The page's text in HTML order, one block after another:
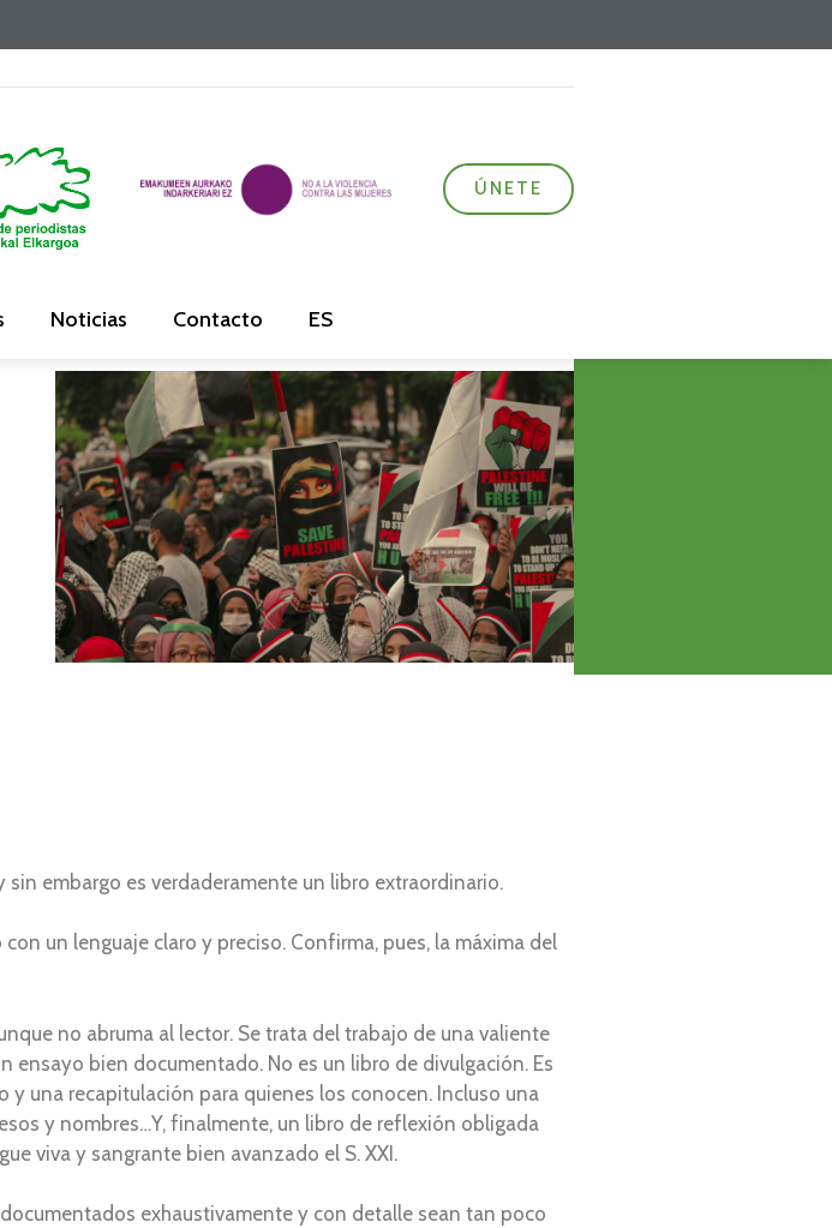
ÚNETE
Noticias Contacto ES
embargo es verdaderamente un libro extraordinario.
un lenguaje claro y preciso. Confirma, pues, la máxima del
no abruma al lector. Se trata del trabajo de una valiente
ensayo bien documentado. No es un libro de divulgación. Es
una recapitulación para quienes los conocen. Incluso una
y nombres…Y, finalmente, un libro de reflexión obligada
viva y sangrante bien avanzado el S. XXI.
exhaustivamente y con detalle sean tan poco